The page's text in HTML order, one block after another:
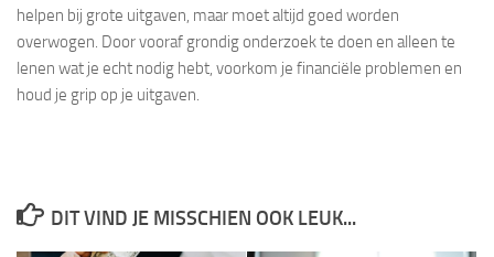
helpen bij grote uitgaven, maar moet altijd goed worden
overwogen. Door vooraf grondig onderzoek te doen en alleen te
lenen wat je echt nodig hebt, voorkom je financiële problemen en
houd je grip op je uitgaven.
DIT VIND JE MISSCHIEN OOK LEUK...